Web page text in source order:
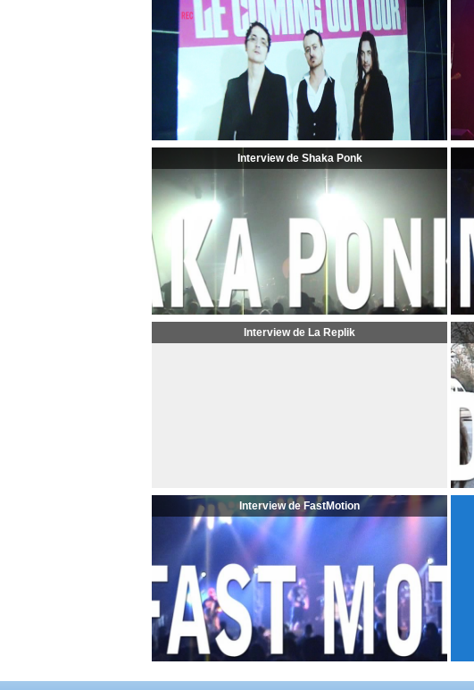
Interview de Shaka Ponk
Interview de La Replik
Interview de FastMotion